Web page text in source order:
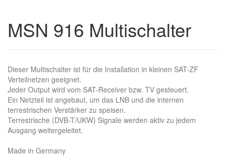
MSN 916 Multischalter
Dieser Multischalter ist für die Installation in kleinen SAT-ZF
Verteilnetzen geeignet.
Jeder Output wird vom SAT-Receiver bzw. TV gesteuert.
Ein Netzteil ist angebaut, um das LNB und die internen
terrestrischen Verstärker zu speisen.
Terrestrische (DVB-T/UKW) Signale werden aktiv zu jedem
Ausgang weitergeleitet.
Made in Germany